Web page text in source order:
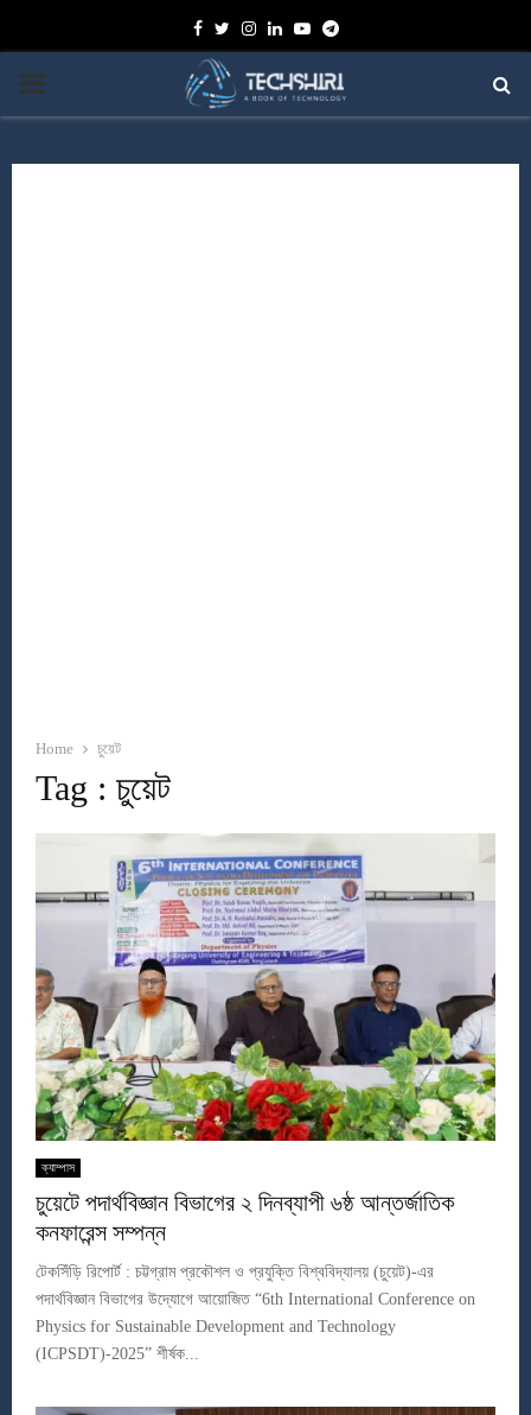
Facebook
TwitterInstagram
Linkedin
YoutubeTelegram
PRIMARY
Home চুয়েট
Tag : চুয়েট
ক্যাম্পাস
চুয়েটে পদার্থবিজ্ঞান বিভাগের ২ দিনব্যাপী ৬ষ্ঠ আন্তর্জাতিক
কনফারেন্স সম্পন্ন
টেকসিঁড়ি রিপোর্ট : চট্টগ্রাম প্রকৌশল ও প্রযুক্তি বিশ্ববিদ্যালয় (চুয়েট)-এর
পদার্থবিজ্ঞান বিভাগের উদ্যোগে আয়োজিত “6th International Conference on
Physics for Sustainable Development and Technology
(ICPSDT)-2025” শীর্ষক...